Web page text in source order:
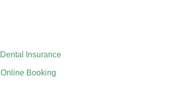
Dental Insurance
Online Booking